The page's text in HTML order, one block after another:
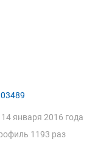
14 января 2016 года
1193 раз